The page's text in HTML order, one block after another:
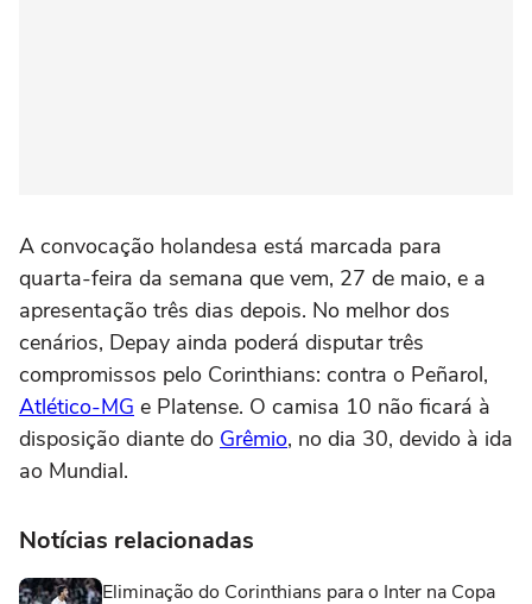
A convocação holandesa está marcada para
quarta-feira da semana que vem, 27 de maio, e a
apresentação três dias depois. No melhor dos
cenários, Depay ainda poderá disputar três
compromissos pelo Corinthians: contra o Peñarol,
Atlético-MG e Platense. O camisa 10 não ficará à
disposição diante do Grêmio, no dia 30, devido à ida
ao Mundial.
Notícias relacionadas
Eliminação do Corinthians para o Inter na Copa